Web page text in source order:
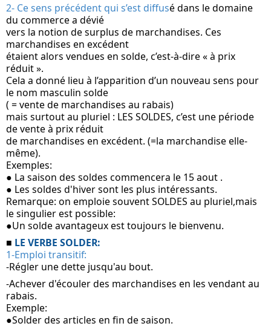
2- Ce sens précédent qui s’est diffusé dans le domaine
du commerce a dévié
vers la notion de surplus de marchandises. Ces
marchandises en excédent
étaient alors vendues en solde, c’est-à-dire « à prix
réduit ».
Cela a donné lieu à l’apparition d’un nouveau sens pour
le nom masculin solde
( = vente de marchandises au rabais)
mais surtout au pluriel : LES SOLDES, c’est une période
de vente à prix réduit
de marchandises en excédent. (=la marchandise elle-
même).
Exemples:
● La saison des soldes commencera le 15 aout .
● Les soldes d'hiver sont les plus intéressants.
Remarque: on emploie souvent SOLDES au pluriel,mais
le singulier est possible:
●Un solde avantageux est toujours le bienvenu.
■ LE VERBE SOLDER:
1-Emploi transitif:
-Régler une dette jusqu'au bout.
-Achever d'écouler des marchandises en les vendant au
rabais.
Exemple:
●Solder des articles en fin de saison.